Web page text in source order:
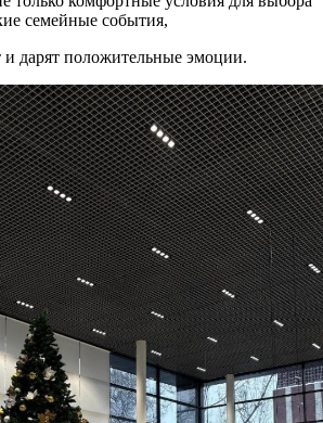
семейные события,
дарят положительные эмоции.